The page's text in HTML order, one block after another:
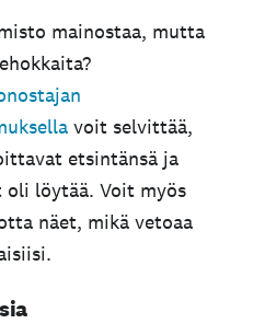
mainostaa, mutta
voit selvittää,
etsintänsä ja
oli löytää. Voit myös
näet, mikä vetoaa